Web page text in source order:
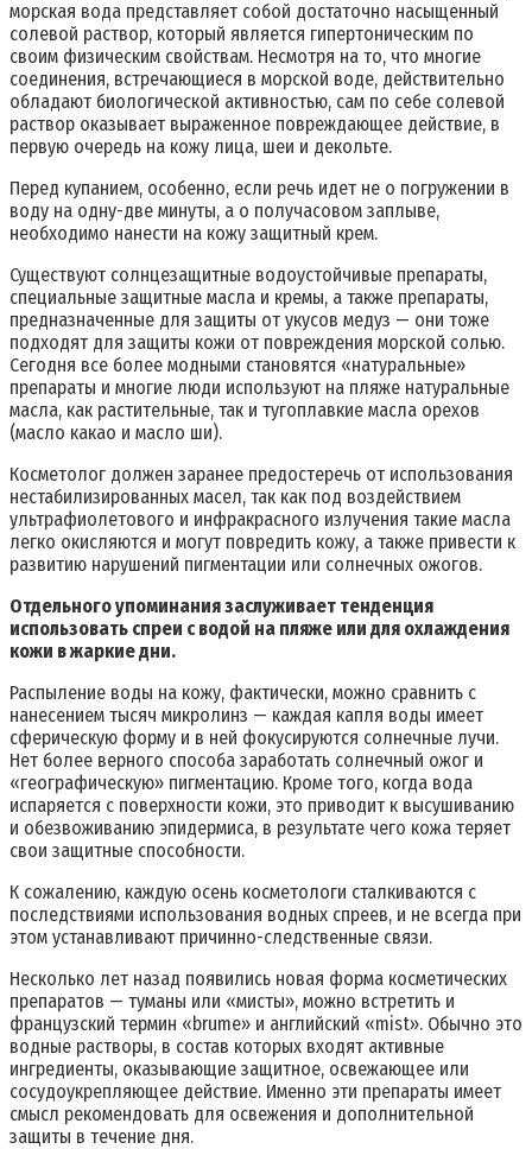
морская вода представляет собой достаточно насыщенный
солевой раствор, который является гипертоническим по
своим физическим свойствам. Несмотря на то, что многие
соединения, встречающиеся в морской воде, действительно
обладают биологической активностью, сам по себе солевой
раствор оказывает выраженное повреждающее действие, в
первую очередь на кожу лица, шеи и декольте.
Перед купанием, особенно, если речь идет не о погружении в
воду на одну-две минуты, а о получасовом заплыве,
необходимо нанести на кожу защитный крем.
Существуют солнцезащитные водоустойчивые препараты,
специальные защитные масла и кремы, а также препараты,
предназначенные для защиты от укусов медуз — они тоже
подходят для защиты кожи от повреждения морской солью.
Сегодня все более модными становятся «натуральные»
препараты и многие люди используют на пляже натуральные
масла, как растительные, так и тугоплавкие масла орехов
(масло какао и масло ши).
Косметолог должен заранее предостеречь от использования
нестабилизированных масел, так как под воздействием
ультрафиолетового и инфракрасного излучения такие масла
легко окисляются и могут повредить кожу, а также привести к
развитию нарушений пигментации или солнечных ожогов.
Отдельного упоминания заслуживает тенденция
использовать спреи с водой на пляже или для охлаждения
кожи в жаркие дни.
Распыление воды на кожу, фактически, можно сравнить с
нанесением тысяч микролинз — каждая капля воды имеет
сферическую форму и в ней фокусируются солнечные лучи.
Нет более верного способа заработать солнечный ожог и
«географическую» пигментацию. Кроме того, когда вода
испаряется с поверхности кожи, это приводит к высушиванию
и обезвоживанию эпидермиса, в результате чего кожа теряет
свои защитные способности.
К сожалению, каждую осень косметологи сталкиваются с
последствиями использования водных спреев, и не всегда при
этом устанавливают причинно-следственные связи.
Несколько лет назад появились новая форма косметических
препаратов — туманы или «мисты», можно встретить и
французский термин «brume» и английский «mist». Обычно это
водные растворы, в состав которых входят активные
ингредиенты, оказывающие защитное, освежающее или
сосудоукрепляющее действие. Именно эти препараты имеет
смысл рекомендовать для освежения и дополнительной
защиты в течение дня.